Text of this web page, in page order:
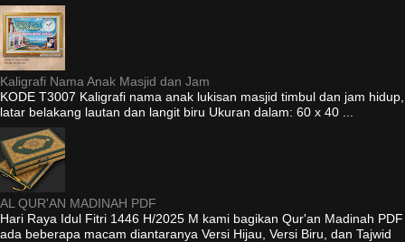
Kaligrafi Nama Anak Masjid dan Jam
KODE T3007 Kaligrafi nama anak lukisan masjid timbul dan jam hidup,
latar belakang lautan dan langit biru Ukuran dalam: 60 x 40 ...
AL QUR'AN MADINAH PDF
Hari Raya Idul Fitri 1446 H/2025 M kami bagikan Qur'an Madinah PDF
ada beberapa macam diantaranya Versi Hijau, Versi Biru, dan Tajwid